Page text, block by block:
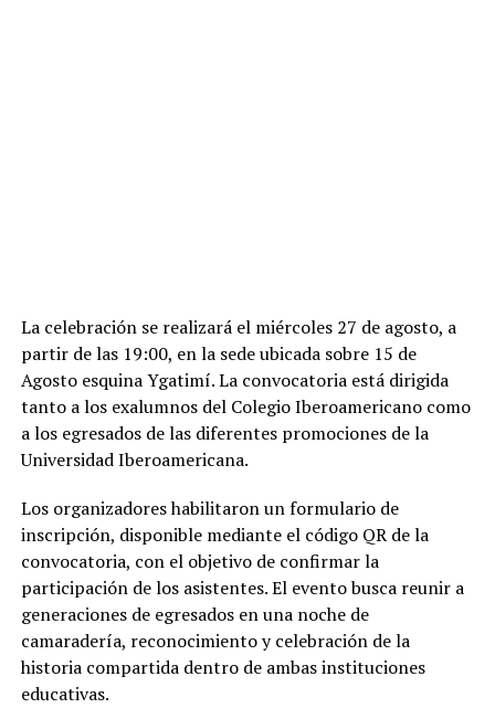
La celebración se realizará el miércoles 27 de agosto, a
partir de las 19:00, en la sede ubicada sobre 15 de
Agosto esquina Ygatimí. La convocatoria está dirigida
tanto a los exalumnos del Colegio Iberoamericano como
a los egresados de las diferentes promociones de la
Universidad Iberoamericana.
Los organizadores habilitaron un formulario de
inscripción, disponible mediante el código QR de la
convocatoria, con el objetivo de confirmar la
participación de los asistentes. El evento busca reunir a
generaciones de egresados en una noche de
camaradería, reconocimiento y celebración de la
historia compartida dentro de ambas instituciones
educativas.